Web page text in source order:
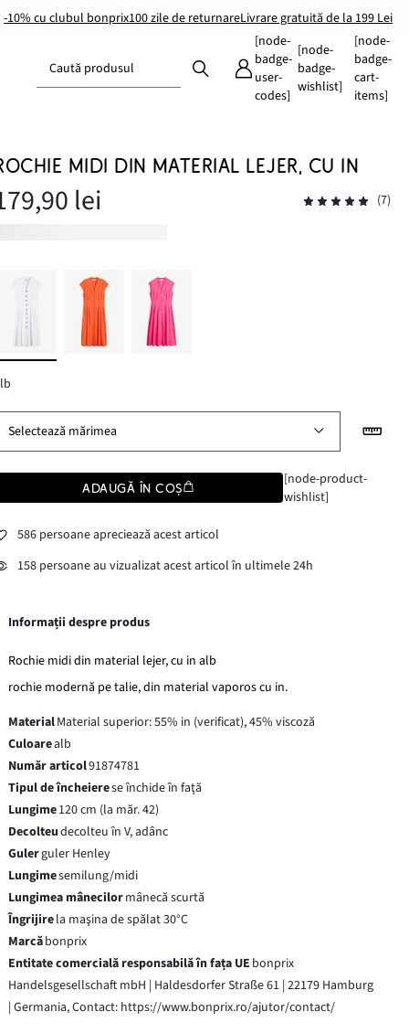
-10% cu clubul bonprix100 zile de returnareLivrare gratuită de la 199 Lei
Caută produsul
[node-
badge-
user-
codes]
[node-
badge-
wishlist]
[node-
badge-
cart-
items]
MIDI DIN MATERIAL LEJER, CU IN
lei (7)
Selectează mărimea
ADAUGĂ ÎN COȘ
[node-product-
wishlist]
586 persoane apreciează acest articol
158 persoane au vizualizat acest articol în ultimele 24h
Informații despre produs
Rochie midi din material lejer, cu in alb
rochie modernă pe talie, din material vaporos cu in.
MaterialMaterial superior: 55% in (verificat), 45% viscoză
Culoarealb
Număr articol91874781
Tipul de încheierese închide în faţă
Lungime120 cm (la măr. 42)
Decolteudecolteu în V, adânc
Gulerguler Henley
Lungimesemilung/midi
Lungimea mânecilormânecă scurtă
Îngrijirela maşina de spălat 30°C
Marcăbonprix
Entitate comercială responsabilă în fața UE bonprix
Handelsgesellschaft mbH | Haldesdorfer Straße 61 | 22179 Hamburg
| Germania, Contact: https://www.bonprix.ro/ajutor/contact/